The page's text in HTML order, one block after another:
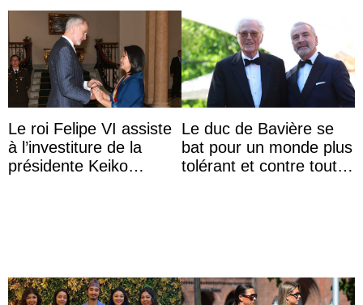
Le roi Felipe VI assiste
à l’investiture de la
présidente Keiko
Le duc de Bavière se
bat pour un monde plus
tolérant et contre toute